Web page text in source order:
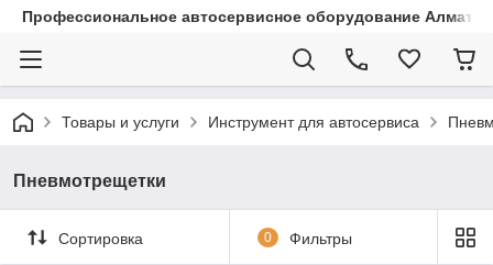
Профессиональное автосервисное оборудование Алматы
Товары и услуги Инструмент для автосервиса
Пневмотрещетки
Сортировка 0 Фильтры